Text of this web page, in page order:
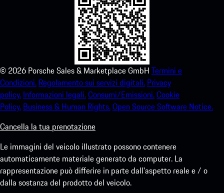
© 2026 Porsche Sales & Marketplace GmbH Termini e
Condizioni. Regolamento sui servizi digitali. Privacy
policy. Informazioni legali.Consumi/Emissioni.Cookie
Policy. Business & Human Rights.Open Source Software Notice.
Cancella la tua prenotazione
Le immagini del veicolo illustrato possono contenere
automaticamente materiale generato da computer. La
rappresentazione può differire in parte dall'aspetto reale e / o
dalla sostanza del prodotto del veicolo.